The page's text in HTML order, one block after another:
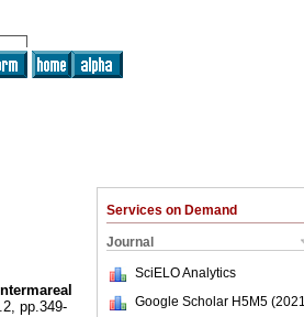
Services on Demand
Journal
SciELO Analytics
Google Scholar H5M5 (2021
pp.349-